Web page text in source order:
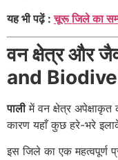
यह भी पढ़ें :चूरू जिले का
वन क्षेत्र और
and
पालीमें वन क्षेत्र
कारण यहाँ कुछ हरे-भरे
इस जिले का एक महत्वपूर्ण